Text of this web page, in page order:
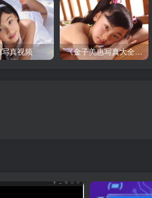
真视频 《金子美惠写真大全》第一卷